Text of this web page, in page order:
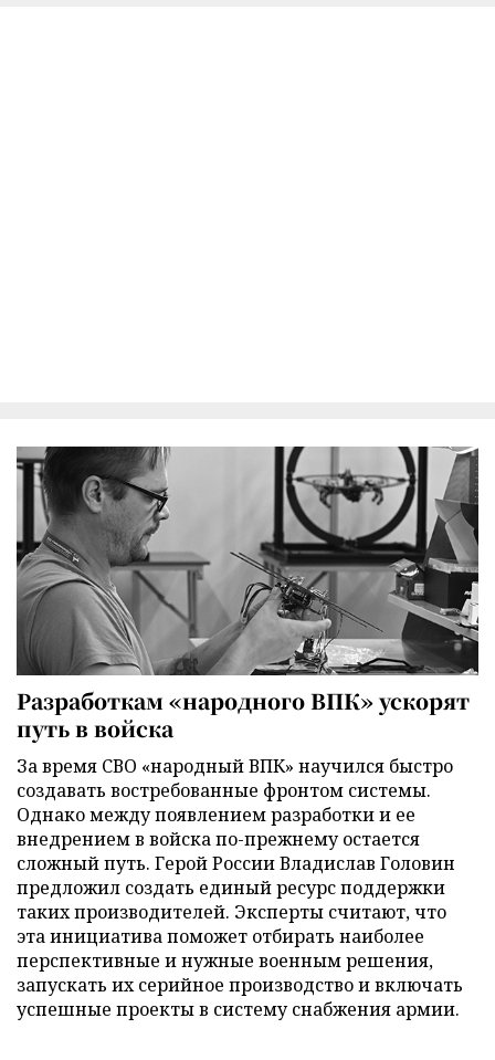
Разработкам «народного ВПК» ускорят
путь в войска
За время СВО «народный ВПК» научился быстро
создавать востребованные фронтом системы.
Однако между появлением разработки и ее
внедрением в войска по-прежнему остается
сложный путь. Герой России Владислав Головин
предложил создать единый ресурс поддержки
таких производителей. Эксперты считают, что
эта инициатива поможет отбирать наиболее
перспективные и нужные военным решения,
запускать их серийное производство и включать
успешные проекты в систему снабжения армии.